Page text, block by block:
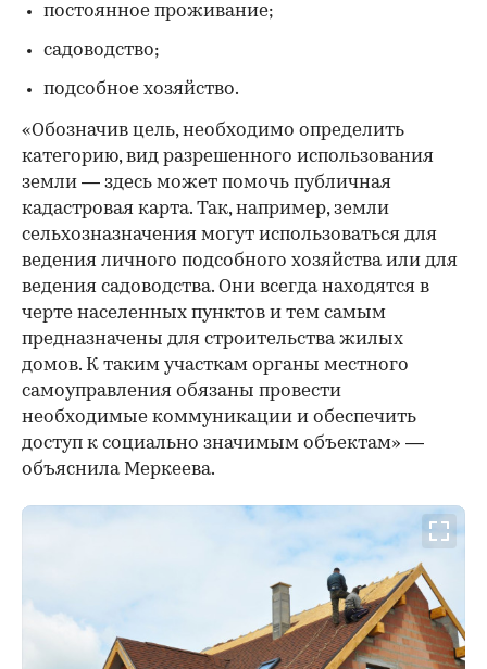
постоянное проживание;
садоводство;
подсобное хозяйство.
«Обозначив цель, необходимо определить
категорию, вид разрешенного использования
земли — здесь может помочь публичная
кадастровая карта. Так, например, земли
сельхозназначения могут использоваться для
ведения личного подсобного хозяйства или для
ведения садоводства. Они всегда находятся в
черте населенных пунктов и тем самым
предназначены для строительства жилых
домов. К таким участкам органы местного
самоуправления обязаны провести
необходимые коммуникации и обеспечить
доступ к социально значимым объектам» —
объяснила Меркеева.